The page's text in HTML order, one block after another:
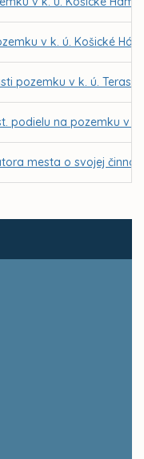
v k. ú. Košické
pozemku v k. ú. Terasa
podielu na pozemku v
mesta o svojej